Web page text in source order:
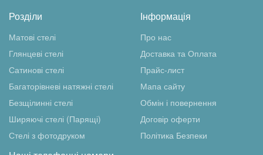
Розділи
Матові стелі
Глянцеві стелі
Сатинові стелі
Багаторівневі натяжні стелі
Безщілинні стелі
Ширяючі стелі (Парящі)
Стелі з фотодруком
Інформація
Про нас
Доставка та Оплата
Прайс-лист
Мапа сайту
Обмін і повернення
Договір оферти
Політика Безпеки